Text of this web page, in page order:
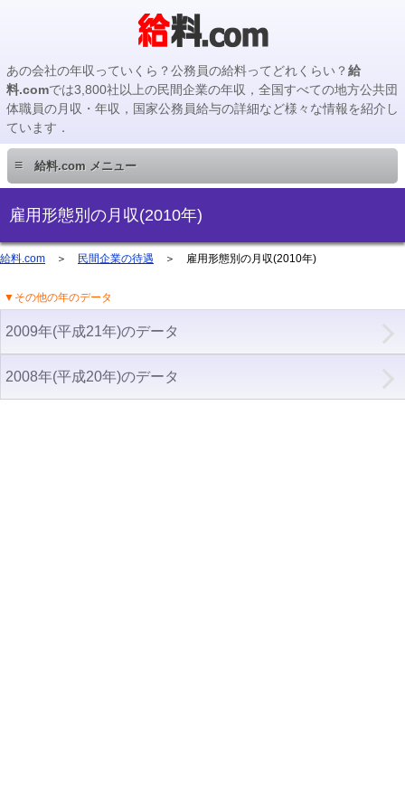
あの会社の年収っていくら？公務員の給料ってどれくらい？給
料.comでは3,800社以上の民間企業の年収，全国すべての地方公共団
体職員の月収・年収，国家公務員給与の詳細など様々な情報を紹介し
ています．
≡ 給料.com メニュー
民間企業編
国家公務員編
地方公務員編
雇用形態別の月収(2010年)
給料.com ＞ 民間企業の待遇 ＞ 雇用形態別の月収(2010年)
▼その他の年のデータ
2009年(平成21年)のデータ
2008年(平成20年)のデータ